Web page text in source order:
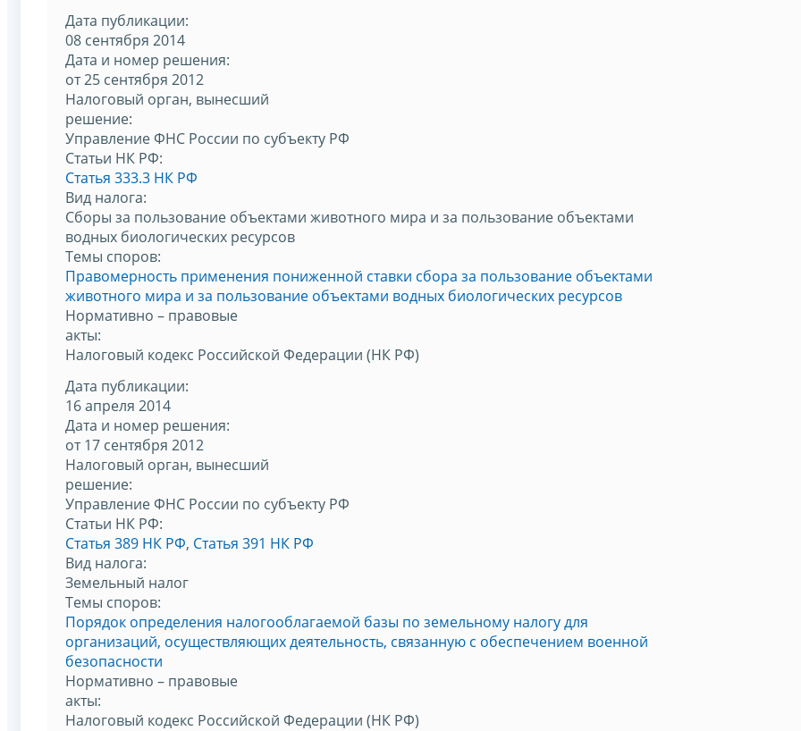
Дата публикации:
08 сентября 2014
Дата и номер решения:
от 25 сентября 2012
Налоговый орган, вынесший
решение:
Управление ФНС России по субъекту РФ
Статьи НК РФ:
Статья 333.3 НК РФ
Вид налога:
Сборы за пользование объектами животного мира и за пользование объектами
водных биологических ресурсов
Темы споров:
Правомерность применения пониженной ставки сбора за пользование объектами
животного мира и за пользование объектами водных биологических ресурсов
Нормативно – правовые
акты:
Налоговый кодекс Российской Федерации (НК РФ)
Дата публикации:
16 апреля 2014
Дата и номер решения:
от 17 сентября 2012
Налоговый орган, вынесший
решение:
Управление ФНС России по субъекту РФ
Статьи НК РФ:
Статья 389 НК РФ, Статья 391 НК РФ
Вид налога:
Земельный налог
Темы споров:
Порядок определения налогооблагаемой базы по земельному налогу для
организаций, осуществляющих деятельность, связанную с обеспечением военной
безопасности
Нормативно – правовые
акты:
Налоговый кодекс Российской Федерации (НК РФ)